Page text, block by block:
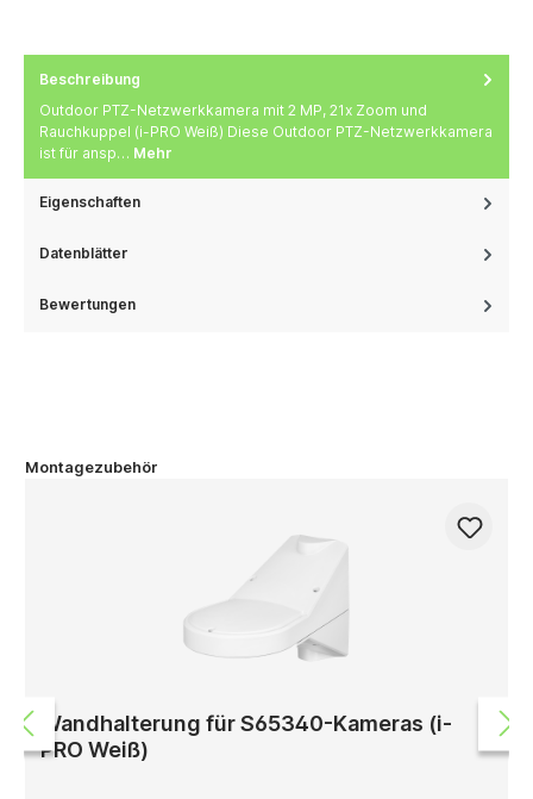
Beschreibung
Outdoor PTZ-Netzwerkkamera mit 2 MP, 21x Zoom und
Rauchkuppel (i-PRO Weiß) Diese Outdoor PTZ-Netzwerkkamera
ist für ansp… Mehr
Eigenschaften
Datenblätter
Bewertungen
Montagezubehör
Wandhalterung für S65340-Kameras (i-
PRO Weiß)